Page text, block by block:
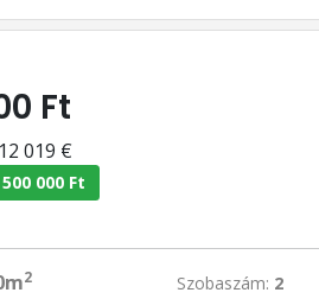
Ft
019 €
000 Ft
2 Szobaszám: 2